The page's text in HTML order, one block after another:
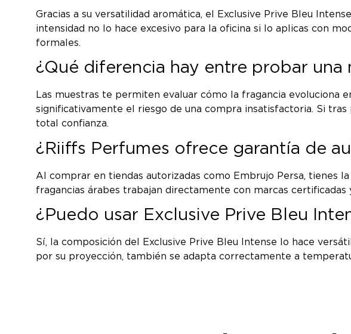
Gracias a su versatilidad aromática, el Exclusive Prive Bleu
intensidad no lo hace excesivo para la oficina si lo aplicas con
formales.
¿Qué diferencia hay entre probar
Las muestras te permiten evaluar cómo la fragancia evoluciona
significativamente el riesgo de una compra insatisfactoria. Si
total confianza.
¿Riiffs Perfumes ofrece garantía de
Al comprar en tiendas autorizadas como Embrujo Persa, tienes
fragancias árabes trabajan directamente con marcas
¿Puedo usar Exclusive Prive Bleu
Sí, la composición del Exclusive Prive Bleu Intense lo hace
por su proyección, también se adapta correctamente a